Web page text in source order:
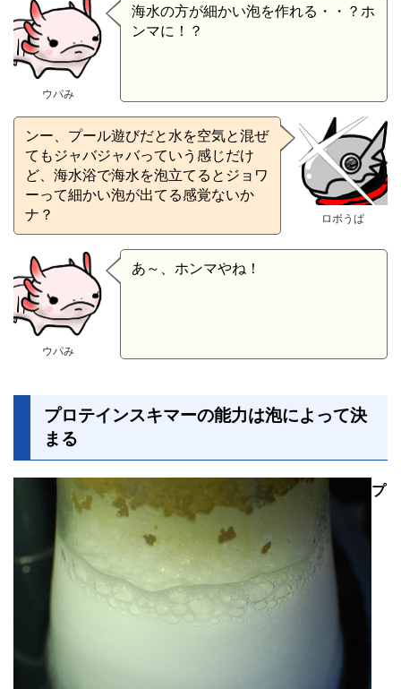
ウパみ
海水の方が細かい泡を作れる・・？ホ
ンマに！？
ンー、プール遊びだと水を空気と混ぜ
てもジャバジャバっていう感じだけ
ど、海水浴で海水を泡立てるとジョワ
ーって細かい泡が出てる感覚ないか
ナ？
ロボうぱ
ウパみ
あ～、ホンマやね！
プロテインスキマーの能力は泡によって決
まる
プ